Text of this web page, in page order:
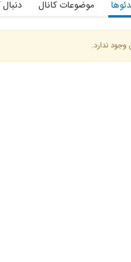
موضوعات کانال
ندارد.